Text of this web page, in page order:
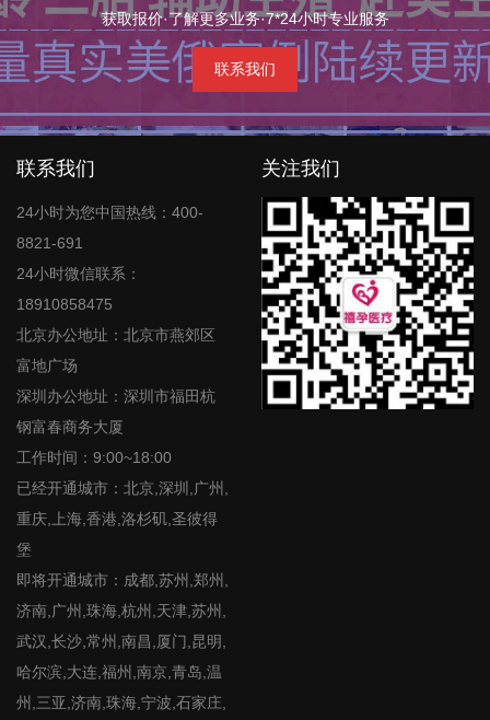
获取报价·了解更多业务·7*24小时专业服务
联系我们
联系我们
24小时为您中国热线：400-
8821-691
24小时微信联系：
18910858475
北京办公地址：北京市燕郊区
富地广场
深圳办公地址：深圳市福田杭
钢富春商务大厦
工作时间：9:00~18:00
已经开通城市：北京,深圳,广州,
重庆,上海,香港,洛杉矶,圣彼得
堡
即将开通城市：成都,苏州,郑州,
济南,广州,珠海,杭州,天津,苏州,
武汉,长沙,常州,南昌,厦门,昆明,
哈尔滨,大连,福州,南京,青岛,温
州,三亚,济南,珠海,宁波,石家庄,
关注我们